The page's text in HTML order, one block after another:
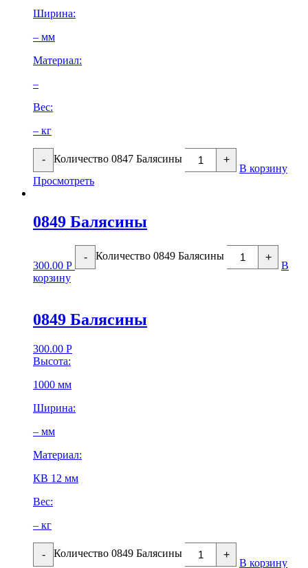
Ширина:
– мм
Материал:
–
Вес:
– кг
- Количество 0847 Балясины +
В корзину
Просмотреть
0849 Балясины
300.00 Р
- Количество 0849 Балясины +
В
корзину
0849 Балясины
300.00 Р
Высота:
1000 мм
Ширина:
– мм
Материал:
КВ 12 мм
Вес:
– кг
- Количество 0849 Балясины +
В корзину